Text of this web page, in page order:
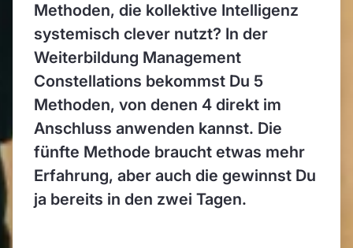
Methoden, die kollektive Intelligenz
systemisch clever nutzt? In der
Weiterbildung Management
Constellations bekommst Du 5
Methoden, von denen 4 direkt im
Anschluss anwenden kannst. Die
fünfte Methode braucht etwas mehr
Erfahrung, aber auch die gewinnst Du
ja bereits in den zwei Tagen.